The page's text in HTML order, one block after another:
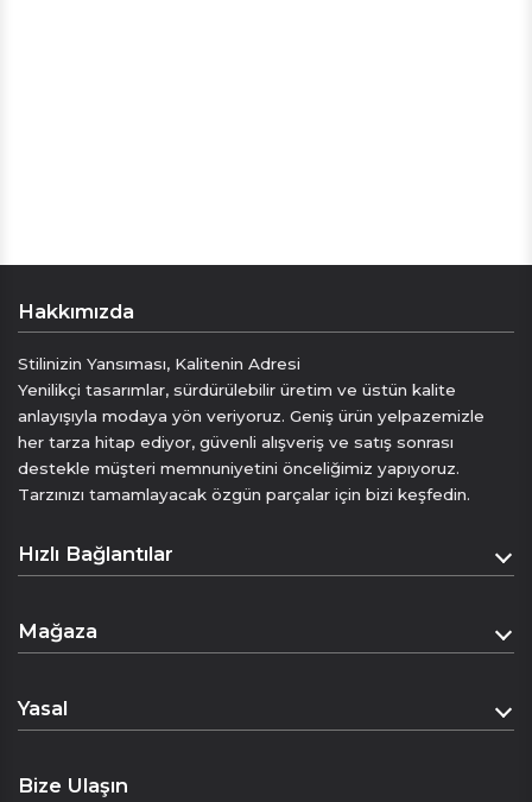
Hakkımızda
Stilinizin Yansıması, Kalitenin Adresi
Yenilikçi tasarımlar, sürdürülebilir üretim ve üstün kalite
anlayışıyla modaya yön veriyoruz. Geniş ürün yelpazemizle
her tarza hitap ediyor, güvenli alışveriş ve satış sonrası
destekle müşteri memnuniyetini önceliğimiz yapıyoruz.
Tarzınızı tamamlayacak özgün parçalar için bizi keşfedin.
Hızlı Bağlantılar
Hakkımızda
Mağaza
Sepet
Yasal
Bize Ulaşın